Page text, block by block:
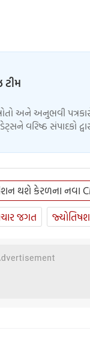
અને અનુભવી
વરિષ્ઠ સંપાદકો
થશે કેરળના નવા
જગત